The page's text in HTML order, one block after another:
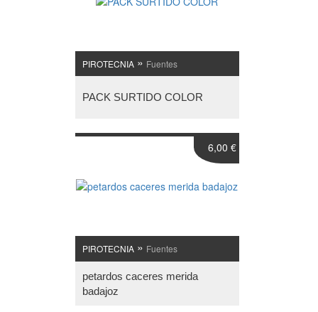
PIROTECNIA» Fuentes
PACK SURTIDO COLOR
PIROTECNIA» Fuentes
petardos caceres merida
badajoz
6,00 €